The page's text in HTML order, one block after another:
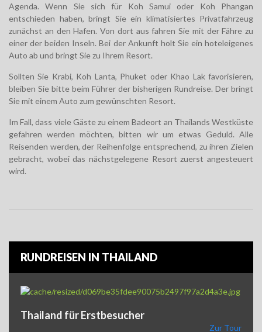
Agenda. Wenn Sie sich für Koh Samui oder Koh Phangan
entschieden haben, bringt Sie ein klimatisiertes Privatfahrzeug
zunächst an den Hafen. Von dort aus fahren Sie mit der Fähre zu
einer der beiden Inseln. Bei der Ankunft holt Sie ein hoteleigenes
Auto ab und bringt Sie zu Ihrem Resort.
Sollten Sie Krabi, Koh Lanta, Phuket oder Khao Lak favorisieren,
bleiben Sie bitte beim Führer der bisherigen Rundreise. Der bringt
Sie mit einem Auto zum gewünschten Resort.
Im Fall, dass viele Gäste zu einem Badeort an Thailands Westküste
gefahren werden möchten, bitten wir um etwas Geduld. Alle
Reisenden werden, der Reihenfolge entsprechend, zu ihren Zielen
gebracht, wobei das nächstgelegene Resort zuerst angesteuert
wird.
RUNDREISEN IN THAILAND
Thailand für Erstbesucher
Zur Tour